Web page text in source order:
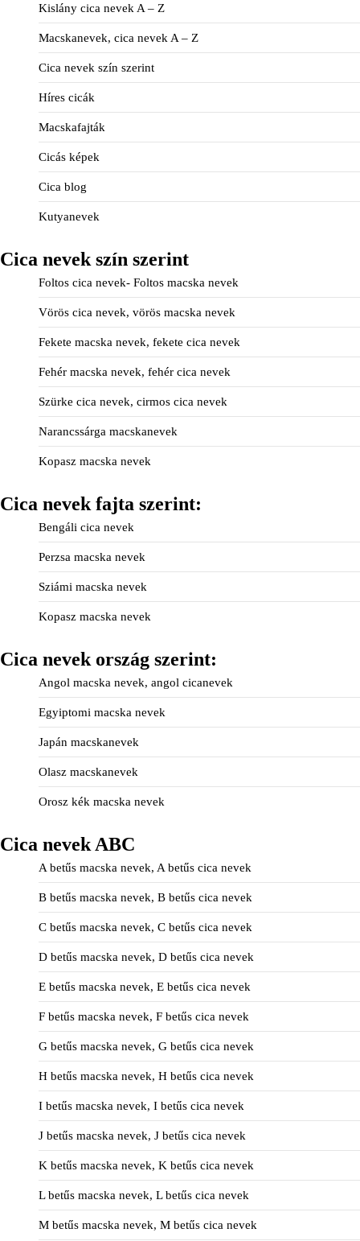
Kislány cica nevek A – Z
Macskanevek, cica nevek A – Z
Cica nevek szín szerint
Híres cicák
Macskafajták
Cicás képek
Cica blog
Kutyanevek
Cica nevek szín szerint
Foltos cica nevek- Foltos macska nevek
Vörös cica nevek, vörös macska nevek
Fekete macska nevek, fekete cica nevek
Fehér macska nevek, fehér cica nevek
Szürke cica nevek, cirmos cica nevek
Narancssárga macskanevek
Kopasz macska nevek
Cica nevek fajta szerint:
Bengáli cica nevek
Perzsa macska nevek
Sziámi macska nevek
Kopasz macska nevek
Cica nevek ország szerint:
Angol macska nevek, angol cicanevek
Egyiptomi macska nevek
Japán macskanevek
Olasz macskanevek
Orosz kék macska nevek
Cica nevek ABC
A betűs macska nevek, A betűs cica nevek
B betűs macska nevek, B betűs cica nevek
C betűs macska nevek, C betűs cica nevek
D betűs macska nevek, D betűs cica nevek
E betűs macska nevek, E betűs cica nevek
F betűs macska nevek, F betűs cica nevek
G betűs macska nevek, G betűs cica nevek
H betűs macska nevek, H betűs cica nevek
I betűs macska nevek, I betűs cica nevek
J betűs macska nevek, J betűs cica nevek
K betűs macska nevek, K betűs cica nevek
L betűs macska nevek, L betűs cica nevek
M betűs macska nevek, M betűs cica nevek